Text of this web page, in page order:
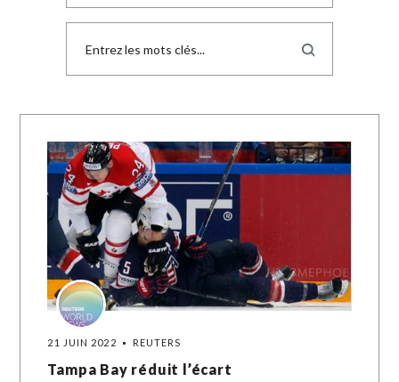
21 JUIN 2022 REUTERS
Tampa Bay réduit l’écart